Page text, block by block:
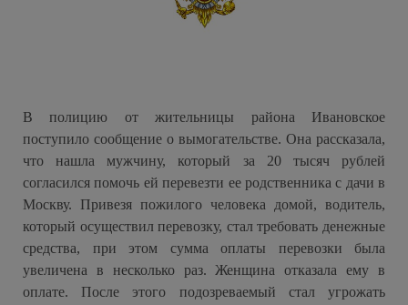
В полицию от жительницы района Ивановское
поступило сообщение о вымогательстве. Она рассказала,
что нашла мужчину, который за 20 тысяч рублей
согласился помочь ей перевезти ее родственника с дачи в
Москву. Привезя пожилого человека домой, водитель,
который осуществил перевозку, стал требовать денежные
средства, при этом сумма оплаты перевозки была
увеличена в несколько раз. Женщина отказала ему в
оплате. После этого подозреваемый стал угрожать